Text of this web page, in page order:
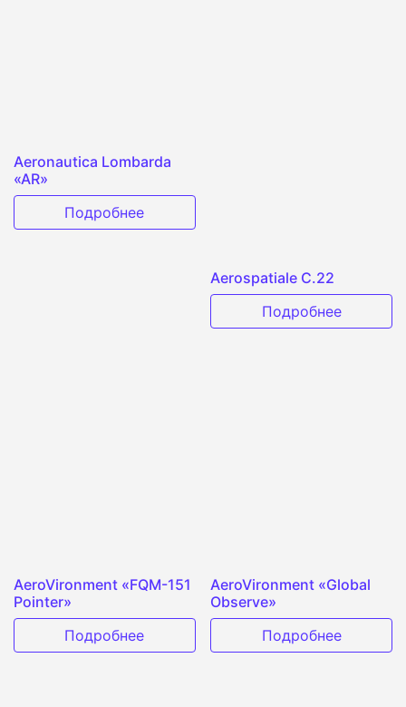
Aeronautica Lombarda
«AR»
Подробнее
Aerospatiale C.22
Подробнее
AeroVironment «FQM-151
Pointer»
Подробнее
AeroVironment «Global
Observe»
Подробнее